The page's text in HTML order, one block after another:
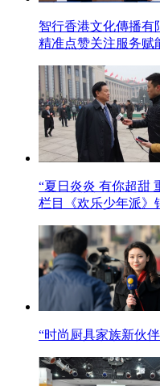
智行香港文化傳播有
精准点赞关注服务赋
“夏日炎炎 有你超甜
栏目《欢乐少年派》
“时尚厨具家族新伙